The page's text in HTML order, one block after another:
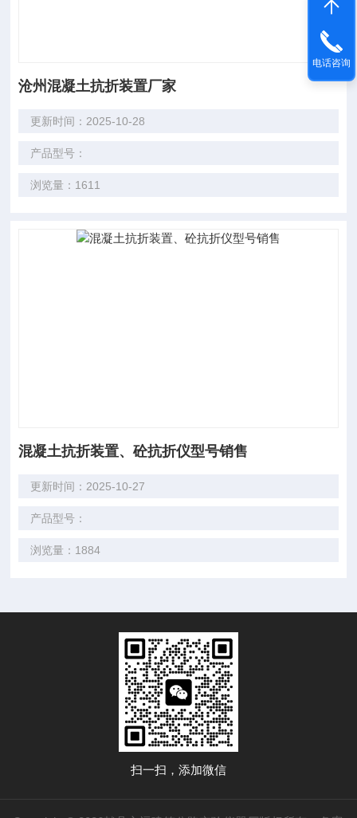
沧州混凝土抗折装置厂家
更新时间：2025-10-28
产品型号：
浏览量：1611
混凝土抗折装置、砼抗折仪型号销售
更新时间：2025-10-27
产品型号：
浏览量：1884
扫一扫，添加微信
电话咨询